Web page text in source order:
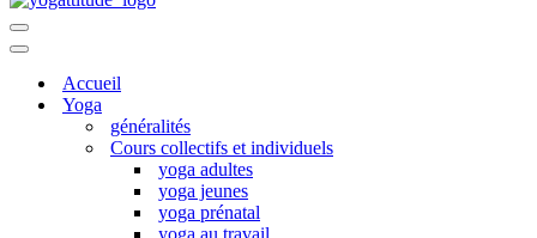
Menu
de
Menu
navigationAccueil
Yoga
généralités
Cours collectifs et individuels
yoga adultes
yoga jeunes
yoga prénatal
yoga au travail